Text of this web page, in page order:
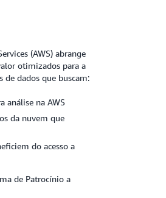
(AWS) abrange
otimizados para a
de dados que buscam:
análise na AWS
da nuvem que
do acesso a
de Patrocínio a